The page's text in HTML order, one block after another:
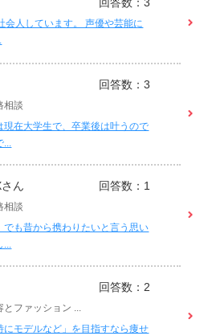
会人しています。 声優や芸能に
回答数：3
相談
現在大学生で、卒業後は叶うので
...
ん 回答数：1
相談
でも昔から携わりたいと言う思い
...
回答数：2
とファッション ...
にモデルなど」を目指すなら痩せ